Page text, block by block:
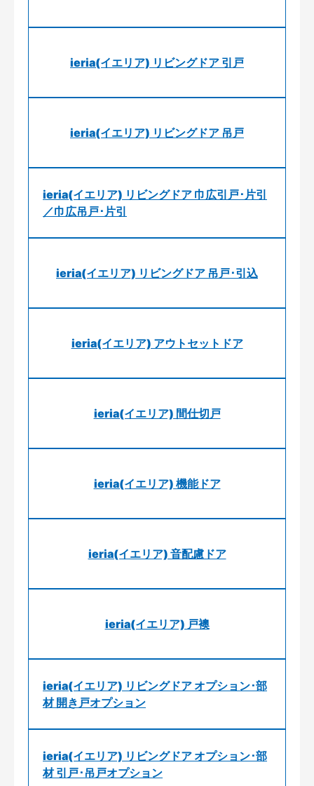
ieria(イエリア) リビングドア 引戸
ieria(イエリア) リビングドア 吊戸
ieria(イエリア) リビングドア 巾広引戸･片引
／巾広吊戸･片引
ieria(イエリア) リビングドア 吊戸･引込
ieria(イエリア) アウトセットドア
ieria(イエリア) 間仕切戸
ieria(イエリア) 機能ドア
ieria(イエリア) 音配慮ドア
ieria(イエリア) 戸襖
ieria(イエリア) リビングドア オプション･部
材 開き戸オプション
ieria(イエリア) リビングドア オプション･部
材 引戸･吊戸オプション